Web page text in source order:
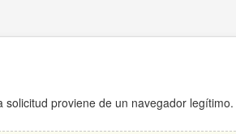
proviene de un navegador legítimo.